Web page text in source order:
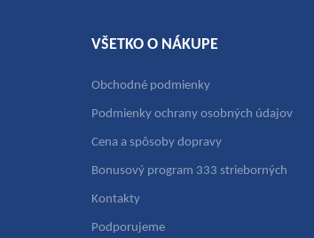
VŠETKO O NÁKUPE
Obchodné podmienky
Podmienky ochrany osobných údajov
Cena a spôsoby dopravy
Bonusový program 333 strieborných
Kontakty
Podporujeme